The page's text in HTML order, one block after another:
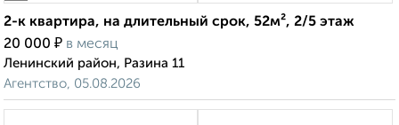
2-к квартира, на длительный срок, 52м², 2/5 этаж
20 000 ₽ в месяц
Ленинский район, Разина 11
Агентство, 05.08.2026